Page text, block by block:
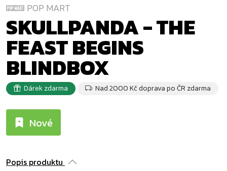
POP MART
SKULLPANDA - THE
FEAST BEGINS
BLINDBOX
Dárek zdarma Nad 2000 Kč doprava po ČR zdarma
Nové
Popis produktu